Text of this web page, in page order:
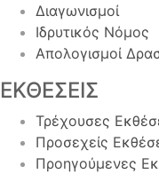
Διαγωνισμοί
Ιδρυτικός Νόμος
Απολογισμοί
ΕΚΘΕΣΕΙΣ
Τρέχουσες
Προσεχείς
Προηγούμενες